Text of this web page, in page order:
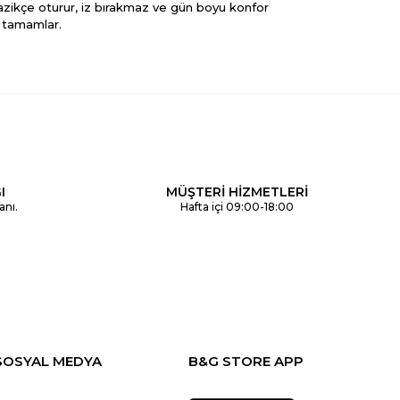
oturur, iz bırakmaz ve gün boyu konfor
ekleyerek şıklığı tamamlayabilirsiniz.MÜŞTERİ HİZMETLERİ
Hafta içi 09:00-18:00
MEDYA B&G STORE APP